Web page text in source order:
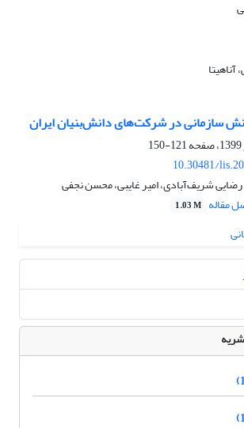
آناهیتا
سازمانی در شرکت‌های دانش‌بنیان ایران
121-150
10.30481/
رضایی شریف‌آبادی، امیر غایبی، محسن نجفی
مقاله 1.03 M